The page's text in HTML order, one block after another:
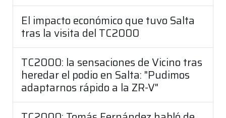
El impacto económico que tuvo Salta
tras la visita del TC2000
TC2000: la sensaciones de Vicino tras
heredar el podio en Salta: "Pudimos
adaptarnos rápido a la ZR-V"